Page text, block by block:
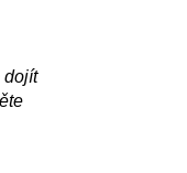
dojít